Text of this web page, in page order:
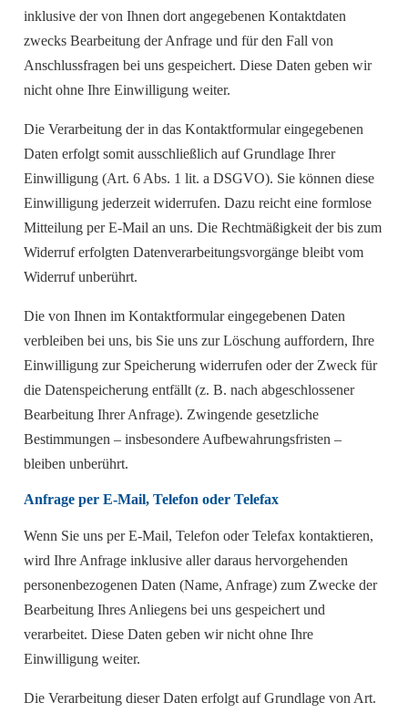
inklusive der von Ihnen dort angegebenen Kontaktdaten
zwecks Bearbeitung der Anfrage und für den Fall von
Anschlussfragen bei uns gespeichert. Diese Daten geben wir
nicht ohne Ihre Einwilligung weiter.
Die Verarbeitung der in das Kontaktformular eingegebenen
Daten erfolgt somit ausschließlich auf Grundlage Ihrer
Einwilligung (Art. 6 Abs. 1 lit. a DSGVO). Sie können diese
Einwilligung jederzeit widerrufen. Dazu reicht eine formlose
Mitteilung per E-Mail an uns. Die Rechtmäßigkeit der bis zum
Widerruf erfolgten Datenverarbeitungsvorgänge bleibt vom
Widerruf unberührt.
Die von Ihnen im Kontaktformular eingegebenen Daten
verbleiben bei uns, bis Sie uns zur Löschung auffordern, Ihre
Einwilligung zur Speicherung widerrufen oder der Zweck für
die Datenspeicherung entfällt (z. B. nach abgeschlossener
Bearbeitung Ihrer Anfrage). Zwingende gesetzliche
Bestimmungen – insbesondere Aufbewahrungsfristen –
bleiben unberührt.
Anfrage per E-Mail, Telefon oder Telefax
Wenn Sie uns per E-Mail, Telefon oder Telefax kontaktieren,
wird Ihre Anfrage inklusive aller daraus hervorgehenden
personenbezogenen Daten (Name, Anfrage) zum Zwecke der
Bearbeitung Ihres Anliegens bei uns gespeichert und
verarbeitet. Diese Daten geben wir nicht ohne Ihre
Einwilligung weiter.
Die Verarbeitung dieser Daten erfolgt auf Grundlage von Art.